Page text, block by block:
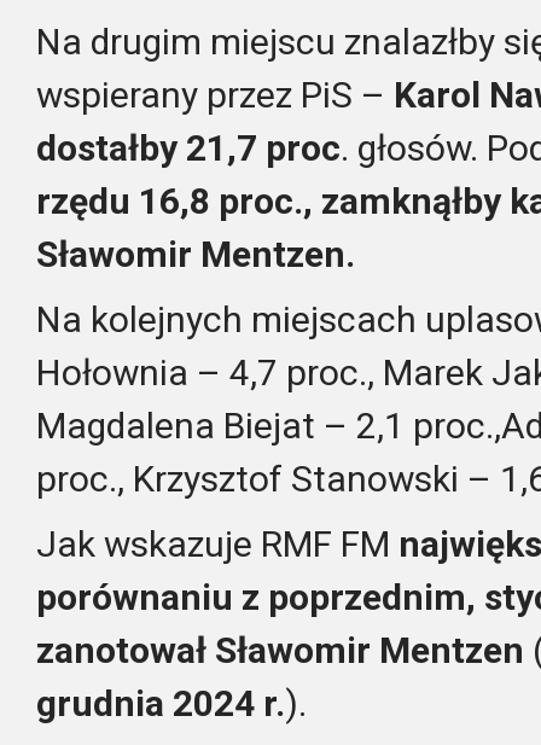
Na drugim miejscu znalazłby
wspierany przez PiS – Karol
dostałby 21,7 proc. głosów.
rzędu 16,8 proc., zamknąłby
Sławomir Mentzen.
Na kolejnych miejscach
Hołownia – 4,7 proc., Marek
Magdalena Biejat – 2,1
proc., Krzysztof Stanowski –
Jak wskazuje RMF FM
porównaniu z poprzednim,
zanotował Sławomir Mentzen
grudnia 2024 r.).